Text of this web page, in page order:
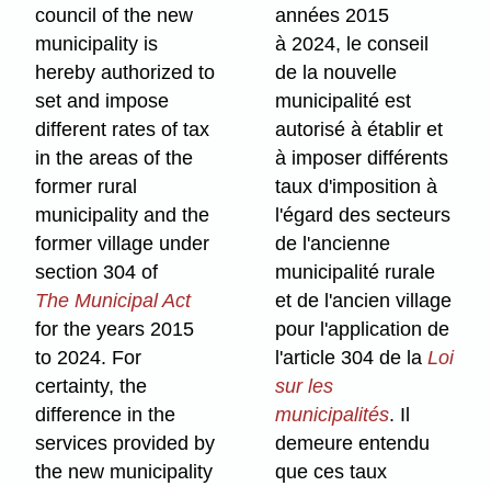
council of the new
municipality is
hereby authorized to
set and impose
different rates of tax
in the areas of the
former rural
municipality and the
former village under
section 304 of
The Municipal Act
for the years 2015
to 2024. For
certainty, the
difference in the
services provided by
the new municipality
années 2015
à 2024, le conseil
de la nouvelle
municipalité est
autorisé à établir et
à imposer différents
taux d'imposition à
l'égard des secteurs
de l'ancienne
municipalité rurale
et de l'ancien village
pour l'application de
l'article 304 de laLoi
sur les
municipalités. Il
demeure entendu
que ces taux